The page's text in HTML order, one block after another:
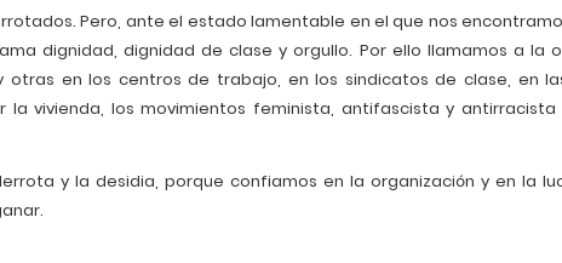
Pero, ante el estado lamentable en el que nos
dignidad, dignidad de clase y orgullo. Por ello llamamos a la
en los centros de trabajo, en los sindicatos de clase, en
la vivienda, los movimientos feminista, antifascista y
y la desidia, porque confiamos en la organización y en la